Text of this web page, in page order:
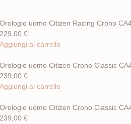
Orologio uomo Citizen Racing Crono
229,00 €
Aggiungi al carrello
Orologio uomo Citizen Crono Classic
239,00 €
Aggiungi al carrello
Orologio uomo Citizen Crono Classic
239,00 €